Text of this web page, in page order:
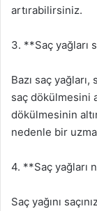
artırabilirsiniz.
3. **Saç yağları
Bazı saç
saç dökülmesini
dökülmesinin
nedenle bir
4. **Saç yağları
Saç yağını